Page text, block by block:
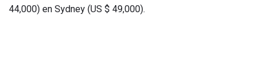
44,000) en Sydney (US $ 49,000).